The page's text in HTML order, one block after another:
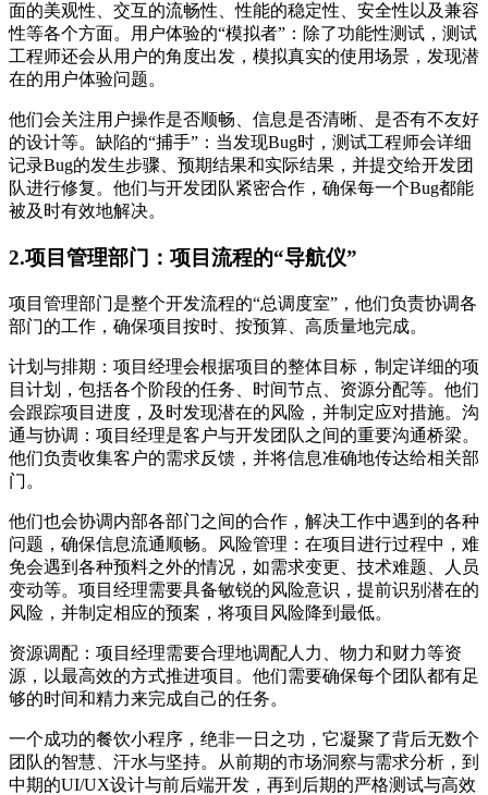
面的美观性、交互的流畅性、性能的稳定性、安全性以及兼容
性等各个方面。用户体验的“模拟者”：除了功能性测试，测试
工程师还会从用户的角度出发，模拟真实的使用场景，发现潜
在的用户体验问题。
他们会关注用户操作是否顺畅、信息是否清晰、是否有不友好
的设计等。缺陷的“捕手”：当发现Bug时，测试工程师会详细
记录Bug的发生步骤、预期结果和实际结果，并提交给开发团
队进行修复。他们与开发团队紧密合作，确保每一个Bug都能
被及时有效地解决。
2.项目管理部门：项目流程的“导航仪”
项目管理部门是整个开发流程的“总调度室”，他们负责协调各
部门的工作，确保项目按时、按预算、高质量地完成。
计划与排期：项目经理会根据项目的整体目标，制定详细的项
目计划，包括各个阶段的任务、时间节点、资源分配等。他们
会跟踪项目进度，及时发现潜在的风险，并制定应对措施。沟
通与协调：项目经理是客户与开发团队之间的重要沟通桥梁。
他们负责收集客户的需求反馈，并将信息准确地传达给相关部
门。
他们也会协调内部各部门之间的合作，解决工作中遇到的各种
问题，确保信息流通顺畅。风险管理：在项目进行过程中，难
免会遇到各种预料之外的情况，如需求变更、技术难题、人员
变动等。项目经理需要具备敏锐的风险意识，提前识别潜在的
风险，并制定相应的预案，将项目风险降到最低。
资源调配：项目经理需要合理地调配人力、物力和财力等资
源，以最高效的方式推进项目。他们需要确保每个团队都有足
够的时间和精力来完成自己的任务。
一个成功的餐饮小程序，绝非一日之功，它凝聚了背后无数个
团队的智慧、汗水与坚持。从前期的市场洞察与需求分析，到
中期的UI/UX设计与前后端开发，再到后期的严格测试与高效